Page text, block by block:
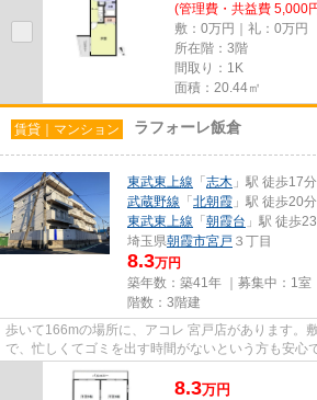
(管理費・共益費 5,000
敷：0万円｜礼：0万円
所在階：3階
間取り：1K
面積：20.44㎡
賃貸｜マンション ラフォーレ飯倉
東武東上線 「 志木 」駅 徒歩17分
武蔵野線 「 北朝霞 」駅 徒歩20分
東武東上線 「 朝霞台 」駅 徒歩
埼玉県朝霞市宮戸 ３丁目
8.3万円
築年数：築41年 ｜募集中： 1室
階数：3階建
歩いて166mの場所に、アコレ 宮戸店があります。
で、忙しくてゴミを出す時間がないという方も安心
境も整っています。一階にあるの...
8.3万円